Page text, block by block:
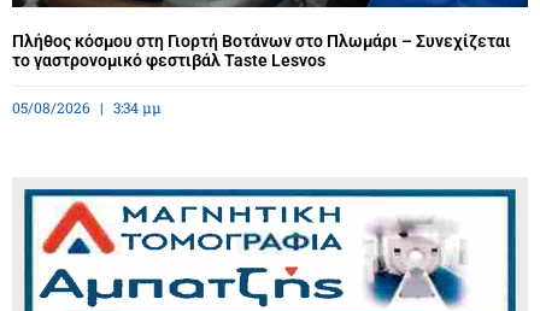
Πλήθος κόσμου στη Γιορτή Βοτάνων στο Πλωμάρι – Συνεχίζεται
το γαστρονομικό φεστιβάλ Taste Lesvos
05/08/2026 3:34 μμ